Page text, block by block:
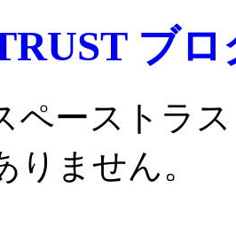
ブロ
ペーストラ
りません。